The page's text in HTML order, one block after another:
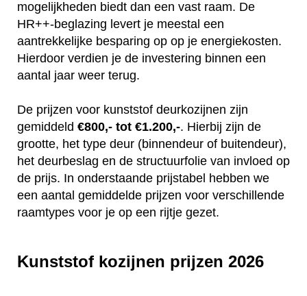
mogelijkheden biedt dan een vast raam. De
HR++-beglazing levert je meestal een
aantrekkelijke besparing op op je energiekosten.
Hierdoor verdien je de investering binnen een
aantal jaar weer terug.
De prijzen voor kunststof deurkozijnen zijn
gemiddeld €800,- tot €1.200,-. Hierbij zijn de
grootte, het type deur (binnendeur of buitendeur),
het deurbeslag en de structuurfolie van invloed op
de prijs. In onderstaande prijstabel hebben we
een aantal gemiddelde prijzen voor verschillende
raamtypes voor je op een rijtje gezet.
Kunststof kozijnen prijzen 2026